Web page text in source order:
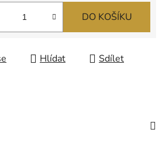
DO KOŠÍKU
Hlídat Sdílet